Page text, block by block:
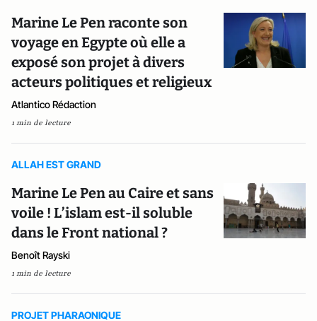
Marine Le Pen raconte son
voyage en Egypte où elle a
exposé son projet à divers
acteurs politiques et religieux
Atlantico Rédaction
1 min de lecture
ALLAH EST GRAND
Marine Le Pen au Caire et sans
voile ! L’islam est-il soluble
dans le Front national ?
Benoît Rayski
1 min de lecture
PROJET PHARAONIQUE